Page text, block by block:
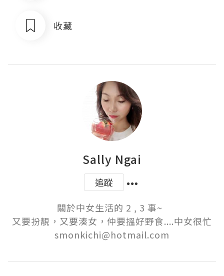
收藏
Sally Ngai
追蹤
關於中女生活的 2 , 3 事~
又要扮靚，又要湊女，仲要搵好野食....中女很忙
smonkichi@hotmail.com